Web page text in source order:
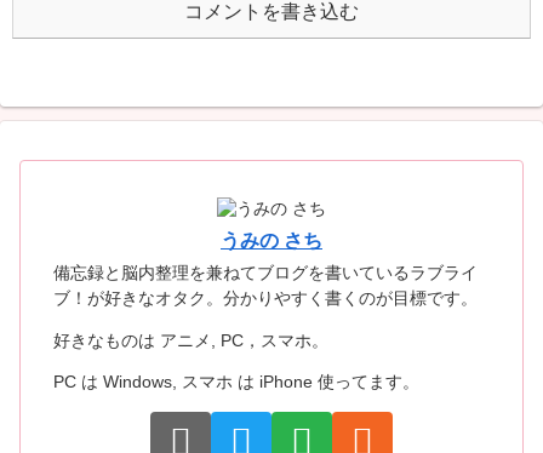
コメントを書き込む
うみの さち
備忘録と脳内整理を兼ねてブログを書いているラブライ
ブ！が好きなオタク。分かりやすく書くのが目標です。
好きなものは アニメ, PC，スマホ。
PC は Windows, スマホ は iPhone 使ってます。